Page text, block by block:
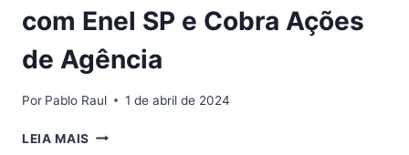
com Enel SP e Cobra Ações
de Agência
Por Pablo Raul 1 de abril de 2024
LEIA MAIS MINISTÉRIO